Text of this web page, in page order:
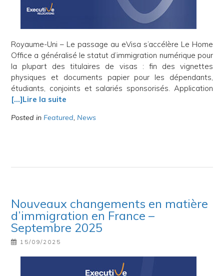
Royaume-Uni – Le passage au eVisa s’accélère Le Home
Office a généralisé le statut d’immigration numérique pour
la plupart des titulaires de visas : fin des vignettes
physiques et documents papier pour les dépendants,
étudiants, conjoints et salariés sponsorisés. Application
[…]Lire la suite
Posted in Featured, News
Nouveaux changements en matière
d’immigration en France –
Septembre 2025
15/09/2025